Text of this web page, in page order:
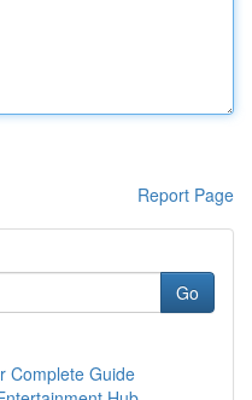
Report Page
Go
Complete Guide